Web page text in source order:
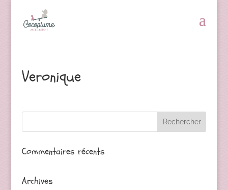
Veronique
Commentaires récents
Archives